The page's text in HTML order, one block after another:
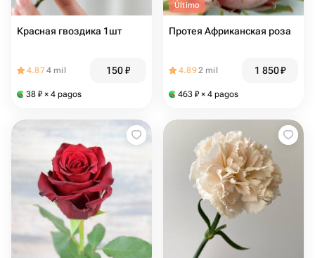
Красная гвоздика 1шт
4.874 mil 150₽
38 ₽ × 4 pagos
Último
Протея Африканская роза
4.892 mil 1 850₽
463 ₽ × 4 pagos